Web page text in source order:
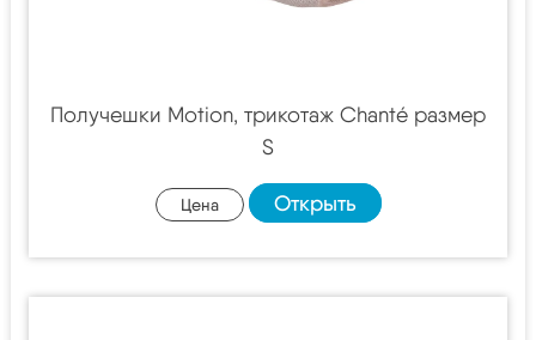
Получешки Motion, трикотаж Chanté размер
S
Цена Открыть